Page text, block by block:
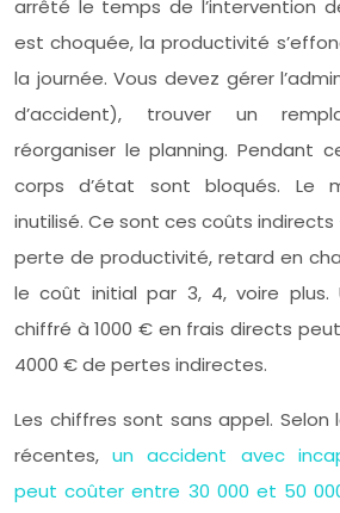
arrêté le temps de l’intervention
est choquée, la productivité
la journée. Vous devez gérer
d’accident), trouver un
réorganiser le planning. Pendant
corps d’état sont bloqués. Le
inutilisé. Ce sont ces coûts
perte de productivité, retard en
le coût initial par 3, 4, voire plus.
chiffré à 1000 € en frais directs
4000 € de pertes indirectes.
Les chiffres sont sans appel. Selon
récentes,un accident avec
peut coûter entre 30 000 et 50